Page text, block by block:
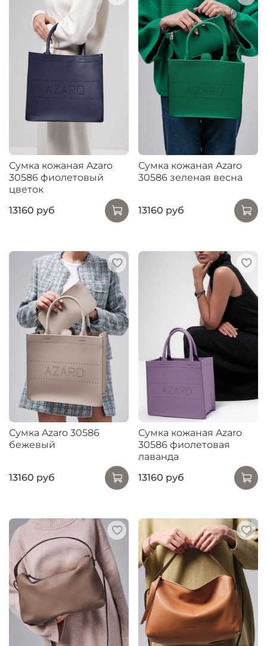
Сумка кожаная Azaro
30586 фиолетовый
цветок
13160 руб
Сумка кожаная Azaro
30586 зеленая весна
13160 руб
Сумка Azaro 30586
бежевый
13160 руб
Сумка кожаная Azaro
30586 фиолетовая
лаванда
13160 руб